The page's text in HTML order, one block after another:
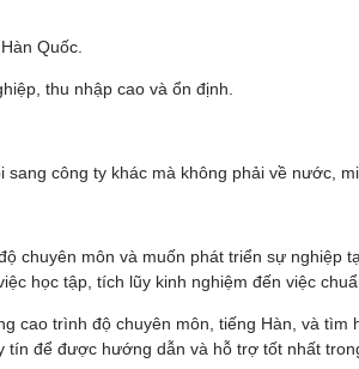
Quốc.
thu nhập cao và ổn định.
công ty khác mà không phải về nước,
chuyên môn và muốn phát triển sự nghiệp
học tập, tích lũy kinh nghiệm đến việc
cao trình độ chuyên môn, tiếng Hàn, và
tín để được hướng dẫn và hỗ trợ tốt nhất